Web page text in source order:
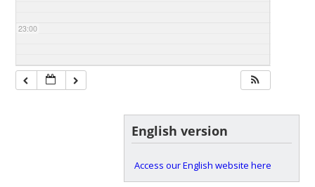
23:00
English version
Access our English website here